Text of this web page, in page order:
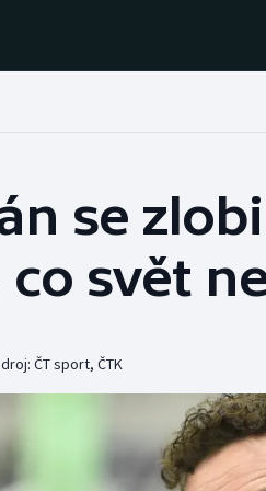
Baseball a softbal
Basketbal
Boby a skeleton
Box
se
co svět
ČT sport, ČTK